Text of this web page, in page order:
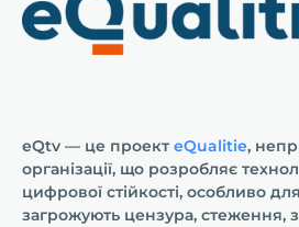
eQtv — це проект eQualitie,
організації, що розробляє
цифрової стійкості, особливо
загрожують цензура, стеження,